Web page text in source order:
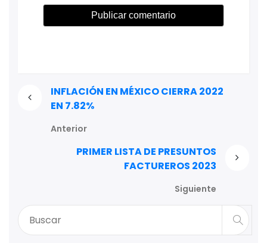
INFLACIÓN EN MÉXICO CIERRA 2022
EN 7.82%
Anterior
PRIMER LISTA DE PRESUNTOS
FACTUREROS 2023
Siguiente